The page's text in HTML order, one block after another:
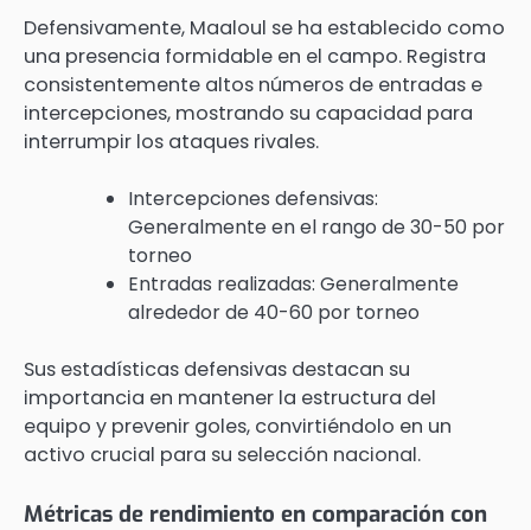
Defensivamente, Maaloul se ha establecido como
una presencia formidable en el campo. Registra
consistentemente altos números de entradas e
intercepciones, mostrando su capacidad para
interrumpir los ataques rivales.
Intercepciones defensivas:
Generalmente en el rango de 30-50 por
torneo
Entradas realizadas: Generalmente
alrededor de 40-60 por torneo
Sus estadísticas defensivas destacan su
importancia en mantener la estructura del
equipo y prevenir goles, convirtiéndolo en un
activo crucial para su selección nacional.
Métricas de rendimiento en comparación con